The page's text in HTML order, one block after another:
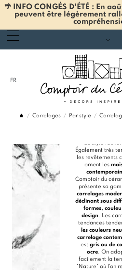
🌴 INFO CONGÉS D'ÉTÉ : En
peuvent être légèrement
FR
Carrelages Par styledans la
du style
Également très
les revêtements
ornent les
Comptoir du
présente sa
carrelages
déclinant sous
formes,
design. Les
tendances
les couleurs
carrelage
est gris ou de
ocre. On
facilement la
"Nature" où l'on